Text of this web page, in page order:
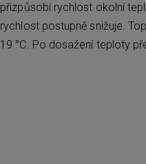
přizpůsobí rychlost okolní
rychlost postupně snižuje.
19 °C. Po dosažení teploty